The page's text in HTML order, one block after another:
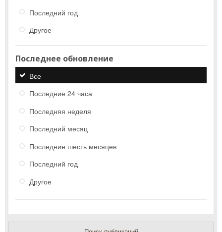
Последний год
Другое
Последнее обновление
Все
Последние 24 часа
Последняя неделя
Последний месяц
Последние шесть месяцев
Последний год
Другое